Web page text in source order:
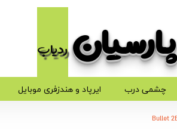
پارسیان​​​​​​​ردیاب
چشمی درب ایرپاد و هندزفری موبایل